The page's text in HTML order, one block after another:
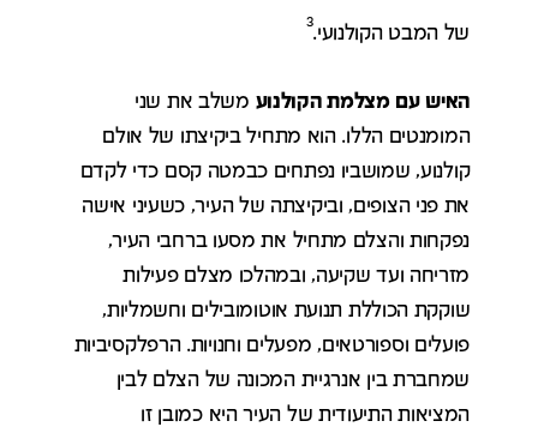
של המבט הקולנועי.
3
האיש עם מצלמת הקולנוע משלב את שני
המומנטים הללו. הוא מתחיל ביקיצתו של אולם
קולנוע, שמושביו נפתחים כבמטה קסם כדי לקדם
את פני הצופים, וביקיצתה של העיר, כשעיני אישה
נפקחות והצלם מתחיל את מסעו ברחבי העיר,
מזריחה ועד שקיעה, ובמהלכו מצלם פעילות
שוקקת הכוללת תנועת אוטומובילים וחשמליות,
פועלים וספורטאים, מפעלים וחנויות. הרפלקסיביות
שמחברת בין אנרגיית המכונה של הצלם לבין
המציאות התיעודית של העיר היא כמובן זו